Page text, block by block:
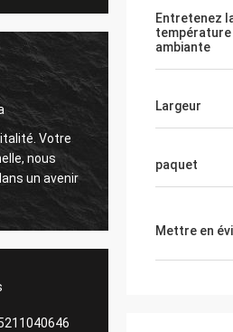
Votre
nous
un avenir
société est
Entretenez
température
ambiante
Largeur
paquet
Mettre en